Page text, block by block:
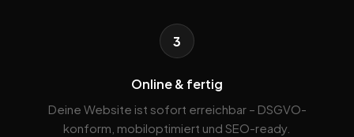
3
Online & fertig
Deine Website ist sofort erreichbar – DSGVO-
konform, mobiloptimiert und SEO-ready.